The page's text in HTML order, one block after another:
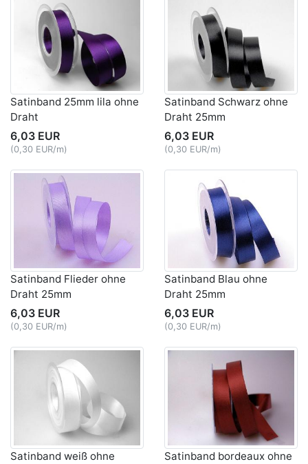
Satinband 25mm lila ohne
Draht
6,03 EUR
(0,30 EUR/m)
Satinband Schwarz ohne
Draht 25mm
6,03 EUR
(0,30 EUR/m)
Satinband Flieder ohne
Draht 25mm
6,03 EUR
(0,30 EUR/m)
Satinband Blau ohne
Draht 25mm
6,03 EUR
(0,30 EUR/m)
Satinband weiß ohne
Satinband bordeaux ohne